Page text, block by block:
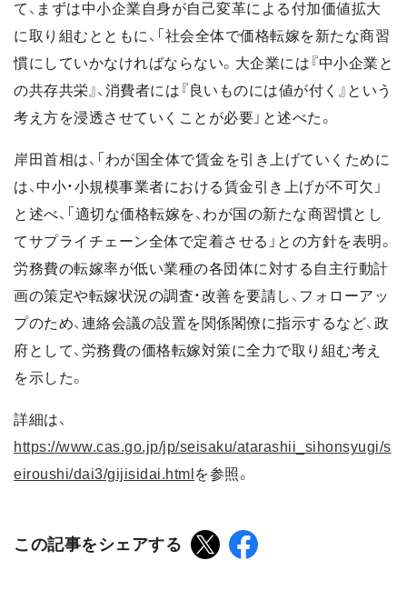
て、まずは中小企業自身が自己変革による付加価値拡大
に取り組むとともに、「社会全体で価格転嫁を新たな商習
慣にしていかなければならない。大企業には『中小企業と
の共存共栄』、消費者には『良いものには値が付く』という
考え方を浸透させていくことが必要」と述べた。
岸田首相は、「わが国全体で賃金を引き上げていくために
は、中小・小規模事業者における賃金引き上げが不可欠」
と述べ、「適切な価格転嫁を、わが国の新たな商習慣とし
てサプライチェーン全体で定着させる」との方針を表明。
労務費の転嫁率が低い業種の各団体に対する自主行動計
画の策定や転嫁状況の調査・改善を要請し、フォローアッ
プのため、連絡会議の設置を関係閣僚に指示するなど、政
府として、労務費の価格転嫁対策に全力で取り組む考え
を示した。
詳細は、
https://www.cas.go.jp/jp/seisaku/atarashii_sihonsyugi/s
eiroushi/dai3/gijisidai.html を参照。
この記事をシェアする